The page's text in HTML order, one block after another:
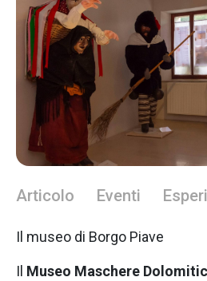
Articolo Eventi
Il museo di Borgo Piave
Il Museo Maschere